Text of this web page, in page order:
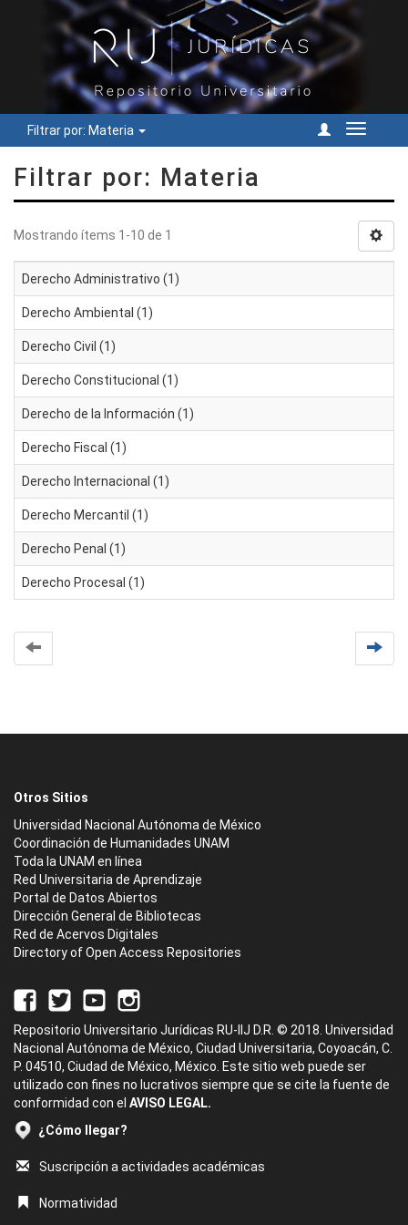
Filtrar por: Materia
Cambiar
Filtrar por: Materia
Mostrando ítems 1-10 de 1
Derecho Administrativo (1)
Derecho Ambiental (1)
Derecho Civil (1)
Derecho Constitucional (1)
Derecho de la Información (1)
Derecho Fiscal (1)
Derecho Internacional (1)
Derecho Mercantil (1)
Derecho Penal (1)
Derecho Procesal (1)
Otros Sitios
Universidad Nacional Autónoma de México
Coordinación de Humanidades UNAM
Toda la UNAM en línea
Red Universitaria de Aprendizaje
Portal de Datos Abiertos
Dirección General de Bibliotecas
Red de Acervos Digitales
Directory of Open Access Repositories
Repositorio Universitario Jurídicas RU-IIJ D.R. © 2018. Universidad
Nacional Autónoma de México, Ciudad Universitaria, Coyoacán, C.
P. 04510, Ciudad de México, México. Este sitio web puede ser
utilizado con fines no lucrativos siempre que se cite la fuente de
conformidad con el AVISO LEGAL.
¿Cómo llegar?
Suscripción a actividades académicas
Normatividad